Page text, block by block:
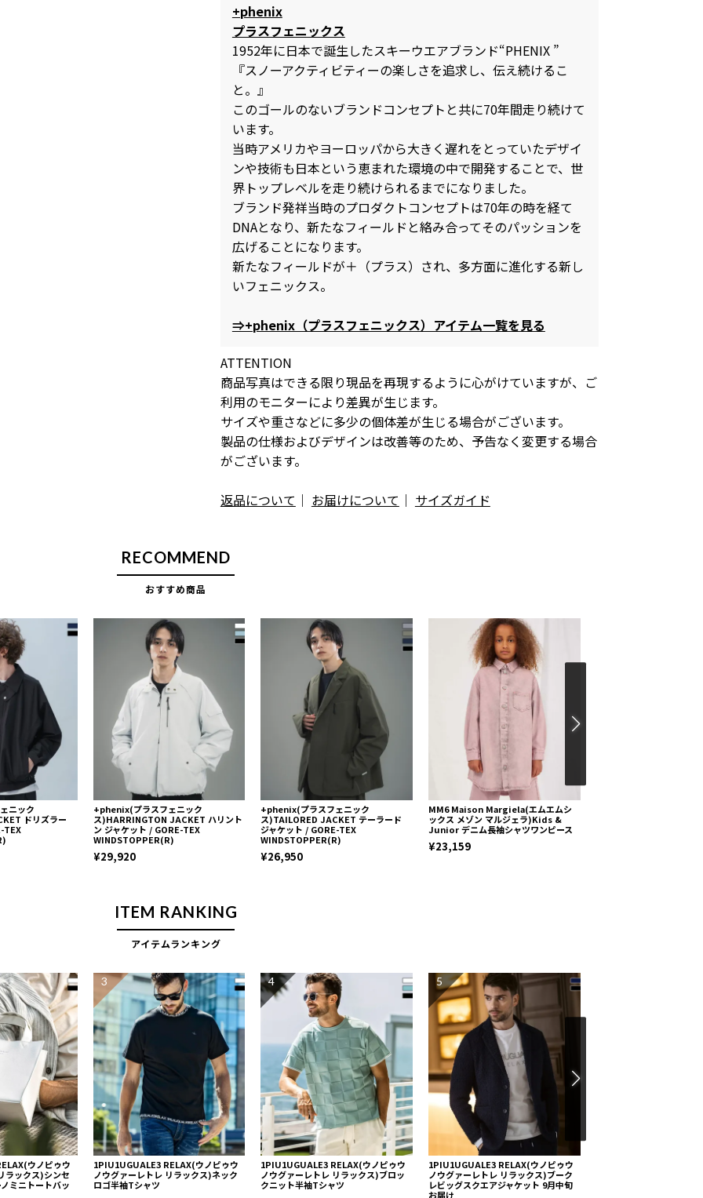
+phenix
プラスフェニックス
1952年に日本で誕生したスキーウエアブランド“PHENIX ”
『スノーアクティビティーの楽しさを追求し、伝え続けるこ
と。』
このゴールのないブランドコンセプトと共に70年間走り続けて
います。
当時アメリカやヨーロッパから大きく遅れをとっていたデザイ
ンや技術も日本という恵まれた環境の中で開発することで、世
界トップレベルを走り続けられるまでになりました。
ブランド発祥当時のプロダクトコンセプトは70年の時を経て
DNAとなり、新たなフィールドと絡み合ってそのパッションを
広げることになります。
新たなフィールドが＋（プラス）され、多方面に進化する新し
いフェニックス。
⇒+phenix（プラスフェニックス）アイテム一覧を見る
ATTENTION
商品写真はできる限り現品を再現するように心がけていますが、ご
利用のモニターにより差異が生じます。
サイズや重さなどに多少の個体差が生じる場合がございます。
製品の仕様およびデザインは改善等のため、予告なく変更する場合
がございます。
返品について ｜ お届けについて ｜ サイズガイド
RECOMMEND
おすすめ商品
ニック
ドリズラー
TEX
+phenix(プラスフェニック
ス)HARRINGTON JACKET ハリント
ン ジャケット / GORE-TEX
WINDSTOPPER(R)
¥29,920
+phenix(プラスフェニック
ス)TAILORED JACKET テーラード
ジャケット / GORE-TEX
WINDSTOPPER(R)
¥26,950
MM6 Maison Margiela(エムエムシ
ックス メゾン マルジェラ)Kids &
Junior デニム長袖シャツワンピース
¥23,159
ITEM RANKING
アイテムランキング
ウノピゥウ
ラックス)シンセ
ミニトートバッ
3
1PIU1UGUALE3 RELAX(ウノピゥウ
ノウグァーレトレ リラックス)ネック
ロゴ半袖Tシャツ
4
1PIU1UGUALE3 RELAX(ウノピゥウ
ノウグァーレトレ リラックス)ブロッ
クニット半袖Tシャツ
5
1PIU1UGUALE3 RELAX(ウノピゥウ
ノウグァーレトレ リラックス)ブーク
レビッグスクエアジャケット 9月中旬
お届け